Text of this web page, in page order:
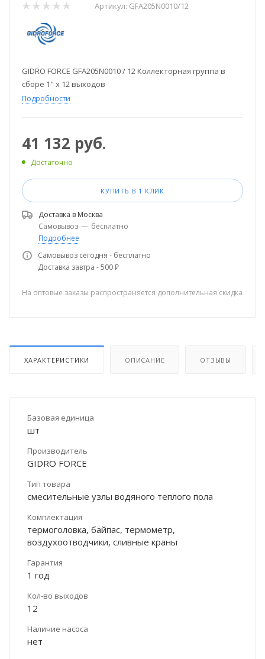
Артикул: GFA205N0010/12
GIDRO FORCE GFA205N0010 / 12 Коллекторная группа в
сборе 1" х 12 выходов
Подробности
41 132 руб.
Достаточно
КУПИТЬ В 1 КЛИК
Доставка в Москва
Самовывоз — бесплатно
Подробнее
Самовывоз сегодня - бесплатно
Доставка завтра - 500 ₽
На оптовые заказы распространяется дополнительная скидка
ХАРАКТЕРИСТИКИ ОПИСАНИЕ ОТЗЫВЫ
Базовая единица
шт
Производитель
GIDRO FORCE
Тип товара
смесительные узлы водяного теплого пола
Комплектация
термоголовка, байпас, термометр,
воздухоотводчики, сливные краны
Гарантия
1 год
Кол-во выходов
12
Наличие насоса
нет